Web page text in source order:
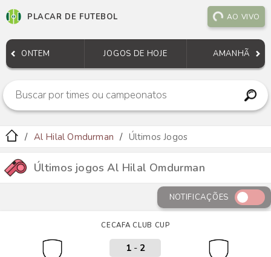
PLACAR DE FUTEBOL AO VIVO
ONTEM JOGOS DE HOJE AMANHÃ
Al Hilal Omdurman Últimos Jogos
Últimos jogos Al Hilal Omdurman
NOTIFICAÇÕES
CECAFA CLUB CUP
1- 2